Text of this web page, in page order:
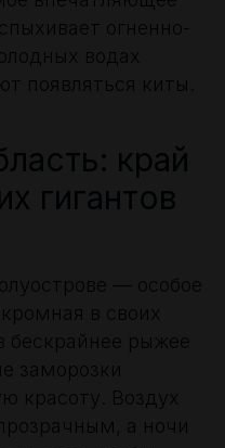
огненно-
водах
появляться киты.
край
гигантов
— особое
в своих
бескрайнее рыжее
заморозки
красоту. Воздух
а ночи